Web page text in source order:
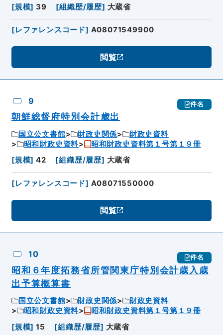
[規模] 39 [組織歴/履歴] 大蔵省
[レファレンスコード] A08071549900
閲覧
9 件名
朝鮮総督府特別会計歳出
国立公文書館 財政史関係
財政史資料
昭和財政史資料
昭和財政史資料第１号第１９冊
[規模] 42 [組織歴/履歴] 大蔵省
[レファレンスコード] A08071550000
閲覧
10 件名
昭和６年度拓務省所管関東庁特別会計歳入歳
出予算概算書
国立公文書館 財政史関係
財政史資料
昭和財政史資料
昭和財政史資料第１号第１９冊
[規模] 15 [組織歴/履歴] 大蔵省